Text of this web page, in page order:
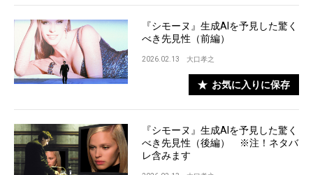
『シモーヌ』生成AIを予見した驚く
べき先見性（前編）
2026.02.13 大口孝之
お気に入りに保存
『シモーヌ』生成AIを予見した驚く
べき先見性（後編） ※注！ネタバ
レ含みます